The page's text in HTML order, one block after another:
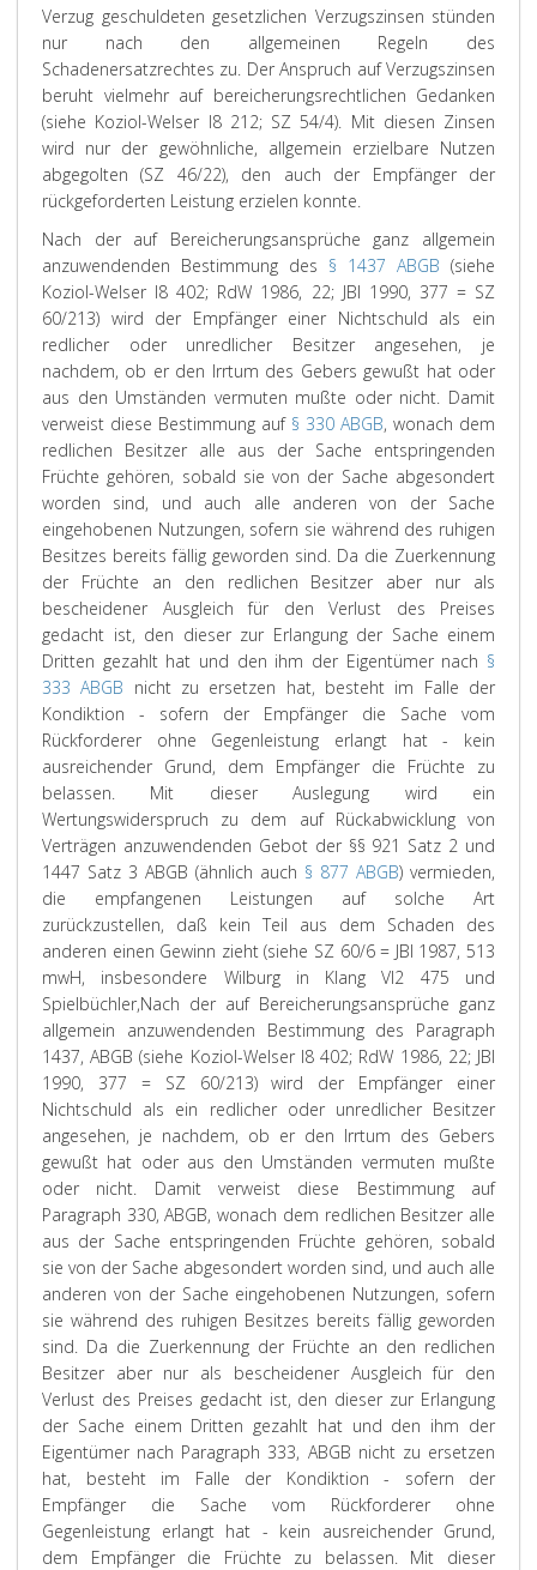
Verzug geschuldeten gesetzlichen Verzugszinsen stünden
nur nach den allgemeinen Regeln des
Schadenersatzrechtes zu. Der Anspruch auf Verzugszinsen
beruht vielmehr auf bereicherungsrechtlichen Gedanken
(siehe Koziol-Welser I8 212; SZ 54/4). Mit diesen Zinsen
wird nur der gewöhnliche, allgemein erzielbare Nutzen
abgegolten (SZ 46/22), den auch der Empfänger der
rückgeforderten Leistung erzielen konnte.
Nach der auf Bereicherungsansprüche ganz allgemein
anzuwendenden Bestimmung des § 1437 ABGB (siehe
Koziol-Welser I8 402; RdW 1986, 22; JBl 1990, 377 = SZ
60/213) wird der Empfänger einer Nichtschuld als ein
redlicher oder unredlicher Besitzer angesehen, je
nachdem, ob er den Irrtum des Gebers gewußt hat oder
aus den Umständen vermuten mußte oder nicht. Damit
verweist diese Bestimmung auf § 330 ABGB, wonach dem
redlichen Besitzer alle aus der Sache entspringenden
Früchte gehören, sobald sie von der Sache abgesondert
worden sind, und auch alle anderen von der Sache
eingehobenen Nutzungen, sofern sie während des ruhigen
Besitzes bereits fällig geworden sind. Da die Zuerkennung
der Früchte an den redlichen Besitzer aber nur als
bescheidener Ausgleich für den Verlust des Preises
gedacht ist, den dieser zur Erlangung der Sache einem
Dritten gezahlt hat und den ihm der Eigentümer nach §
333 ABGB nicht zu ersetzen hat, besteht im Falle der
Kondiktion - sofern der Empfänger die Sache vom
Rückforderer ohne Gegenleistung erlangt hat - kein
ausreichender Grund, dem Empfänger die Früchte zu
belassen. Mit dieser Auslegung wird ein
Wertungswiderspruch zu dem auf Rückabwicklung von
Verträgen anzuwendenden Gebot der §§ 921 Satz 2 und
1447 Satz 3 ABGB (ähnlich auch § 877 ABGB) vermieden,
die empfangenen Leistungen auf solche Art
zurückzustellen, daß kein Teil aus dem Schaden des
anderen einen Gewinn zieht (siehe SZ 60/6 = JBl 1987, 513
mwH, insbesondere Wilburg in Klang VI2 475 und
Spielbüchler,Nach der auf Bereicherungsansprüche ganz
allgemein anzuwendenden Bestimmung des Paragraph
1437, ABGB (siehe Koziol-Welser I8 402; RdW 1986, 22; JBl
1990, 377 = SZ 60/213) wird der Empfänger einer
Nichtschuld als ein redlicher oder unredlicher Besitzer
angesehen, je nachdem, ob er den Irrtum des Gebers
gewußt hat oder aus den Umständen vermuten mußte
oder nicht. Damit verweist diese Bestimmung auf
Paragraph 330, ABGB, wonach dem redlichen Besitzer alle
aus der Sache entspringenden Früchte gehören, sobald
sie von der Sache abgesondert worden sind, und auch alle
anderen von der Sache eingehobenen Nutzungen, sofern
sie während des ruhigen Besitzes bereits fällig geworden
sind. Da die Zuerkennung der Früchte an den redlichen
Besitzer aber nur als bescheidener Ausgleich für den
Verlust des Preises gedacht ist, den dieser zur Erlangung
der Sache einem Dritten gezahlt hat und den ihm der
Eigentümer nach Paragraph 333, ABGB nicht zu ersetzen
hat, besteht im Falle der Kondiktion - sofern der
Empfänger die Sache vom Rückforderer ohne
Gegenleistung erlangt hat - kein ausreichender Grund,
dem Empfänger die Früchte zu belassen. Mit dieser